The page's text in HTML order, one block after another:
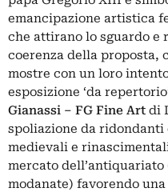
emancipazione artistica
che attirano lo sguardo e
coerenza della proposta,
mostre con un loro
esposizione ‘da
Gianassi – FG Fine Art di
spoliazione da
medievali e
mercato
modanate) favorendo